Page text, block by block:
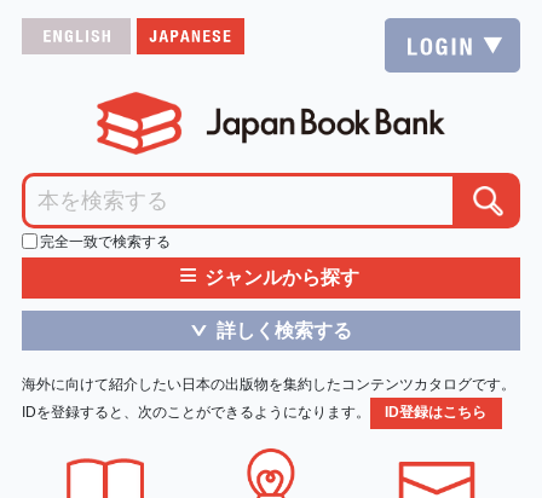
完全一致で検索する
≡ ジャンルから探す
＞ 詳しく検索する
海外に向けて紹介したい日本の出版物を集約したコンテンツカタログです。
IDを登録すると、次のことができるようになります。
ID登録はこちら